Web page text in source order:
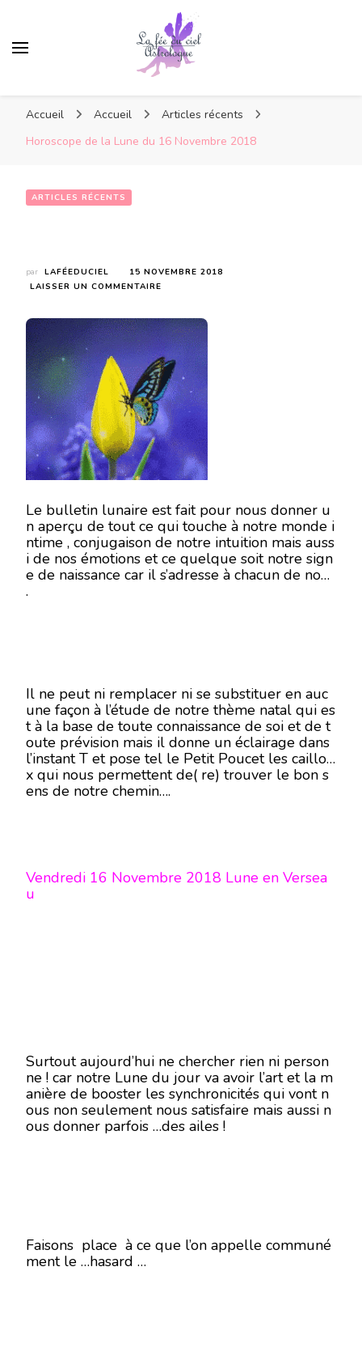
Accueil Accueil
Articles récents
Horoscope de la Lune du 16 Novembre 2018
ARTICLES RÉCENTS
par LAFÉEDUCIEL
15 NOVEMBRE 2018
LAISSER UN COMMENTAIRE
LA
LUNE
DU
16
NOVEMBRE
2018
Le bulletin lunaire est fait pour nous donner u
n aperçu de tout ce qui touche à notre monde i
ntime , conjugaison de notre intuition mais auss
i de nos émotions et ce quelque soit notre sign
e de naissance car il s’adresse à chacun de nous
.
Il ne peut ni remplacer ni se substituer en auc
une façon à l’étude de notre thème natal qui es
t à la base de toute connaissance de soi et de t
oute prévision mais il donne un éclairage dans
l’instant T et pose tel le Petit Poucet les caillou
x qui nous permettent de( re) trouver le bon s
ens de notre chemin….
Vendredi 16 Novembre 2018 Lune en Versea
u
Surtout aujourd’hui ne chercher rien ni person
ne ! car notre Lune du jour va avoir l’art et la m
anière de booster les synchronicités qui vont n
ous non seulement nous satisfaire mais aussi n
ous donner parfois …des ailes !
Faisons place à ce que l’on appelle communé
ment le …hasard …